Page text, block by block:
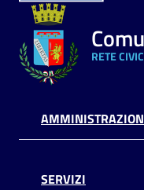
Argomenti
PNRR
line
RETE
SERVIZI